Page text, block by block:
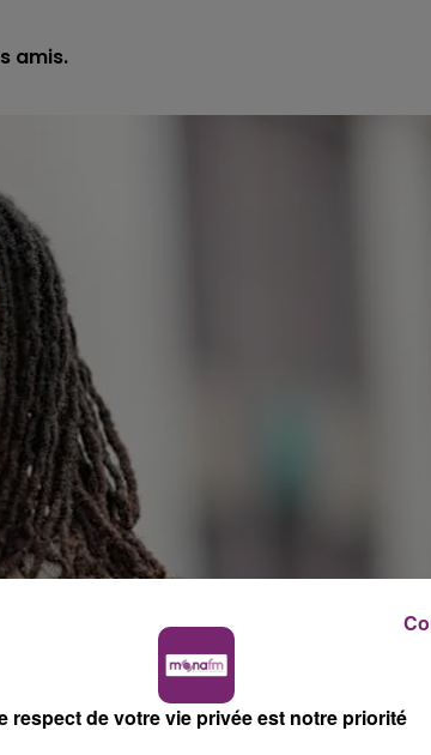
amis.
respect de votre vie privée est notre priorité